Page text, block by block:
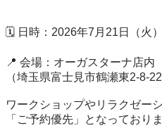
🗓 日時：2026年7月21日（火
📍 会場：オーガスターナ店内
（埼玉県富士見市鶴瀬東2-8-
ワークショップやリラクゼー
「ご予約優先」となっておりま